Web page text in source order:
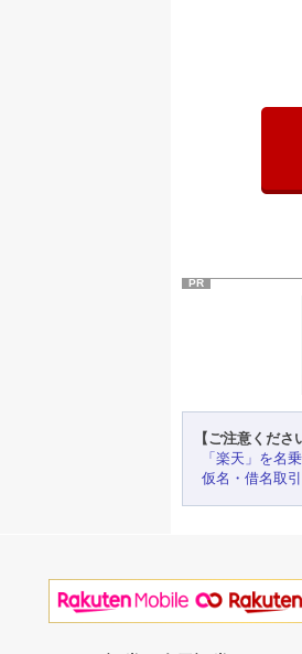
PR
【ご注意くださ
「楽天」を名
仮名・借名取